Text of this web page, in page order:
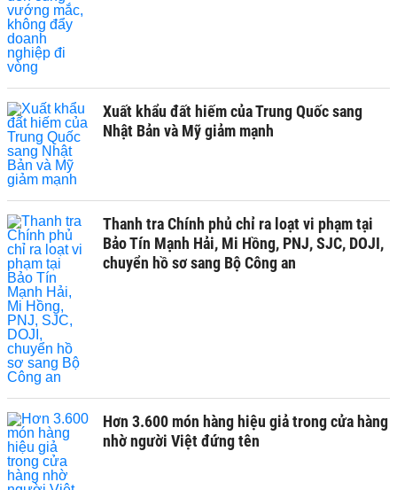
Xuất khẩu đất hiếm của Trung Quốc sang
Nhật Bản và Mỹ giảm mạnh
Thanh tra Chính phủ chỉ ra loạt vi phạm tại
Bảo Tín Mạnh Hải, Mi Hồng, PNJ, SJC, DOJI,
chuyển hồ sơ sang Bộ Công an
Hơn 3.600 món hàng hiệu giả trong cửa hàng
nhờ người Việt đứng tên